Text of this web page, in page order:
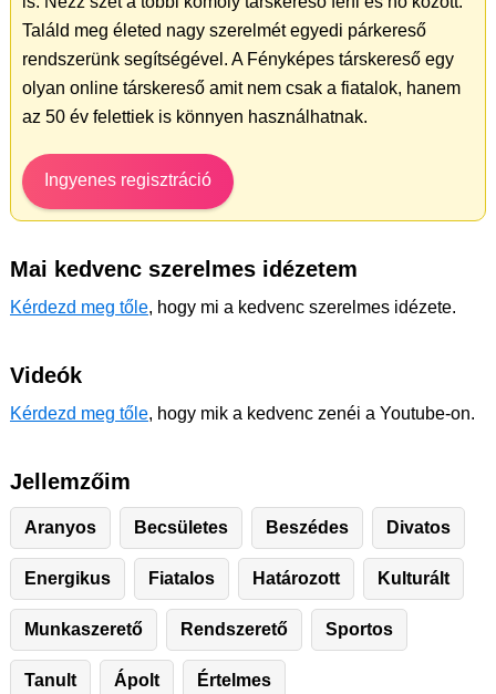
Találd meg életed nagy szerelmét egyedi párkereső
rendszerünk segítségével. A Fényképes társkereső egy
olyan online társkereső amit nem csak a fiatalok, hanem
az 50 év felettiek is könnyen használhatnak.
Ingyenes regisztráció
Mai kedvenc szerelmes idézetem
Kérdezd meg tőle, hogy mi a kedvenc szerelmes idézete.
Videók
Kérdezd meg tőle, hogy mik a kedvenc zenéi a Youtube-on.
Jellemzőim
Aranyos Becsületes Beszédes Divatos
Energikus Fiatalos Határozott Kulturált
Munkaszerető Rendszerető Sportos
Tanult Ápolt Értelmes